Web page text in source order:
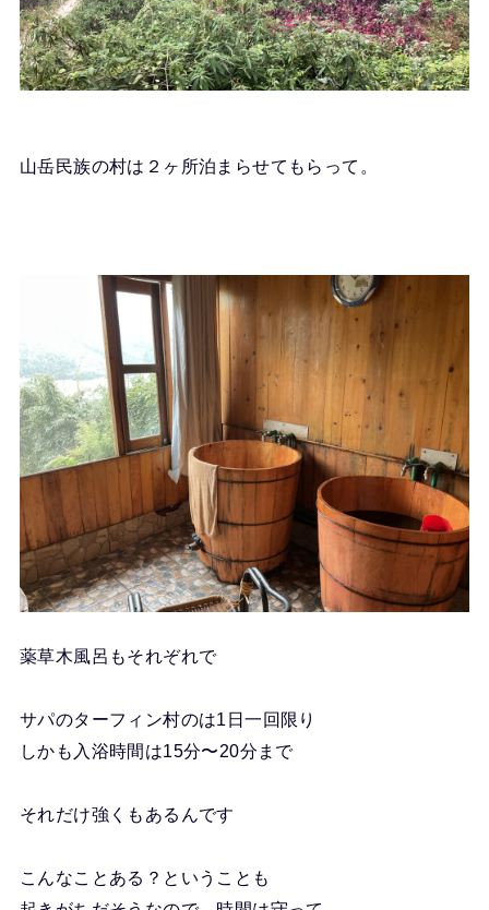
山岳民族の村は２ヶ所泊まらせてもらって。
薬草木風呂もそれぞれで
サパのターフィン村のは1日一回限り
しかも入浴時間は15分〜20分まで
それだけ強くもあるんです
こんなことある？ということも